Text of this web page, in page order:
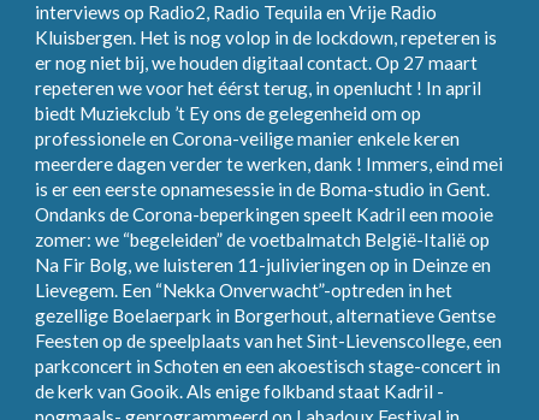
interviews op Radio2, Radio Tequila en Vrije Radio
Kluisbergen. Het is nog volop in de lockdown, repeteren is
er nog niet bij, we houden digitaal contact. Op 27 maart
repeteren we voor het éérst terug, in openlucht ! In april
biedt Muziekclub ’t Ey ons de gelegenheid om op
professionele en Corona-veilige manier enkele keren
meerdere dagen verder te werken, dank ! Immers, eind mei
is er een eerste opnamesessie in de Boma-studio in Gent.
Ondanks de Corona-beperkingen speelt Kadril een mooie
zomer: we “begeleiden” de voetbalmatch België-Italië op
Na Fir Bolg, we luisteren 11-julivieringen op in Deinze en
Lievegem. Een “Nekka Onverwacht”-optreden in het
gezellige Boelaerpark in Borgerhout, alternatieve Gentse
Feesten op de speelplaats van het Sint-Lievenscollege, een
parkconcert in Schoten en een akoestisch stage-concert in
de kerk van Gooik. Als enige folkband staat Kadril -